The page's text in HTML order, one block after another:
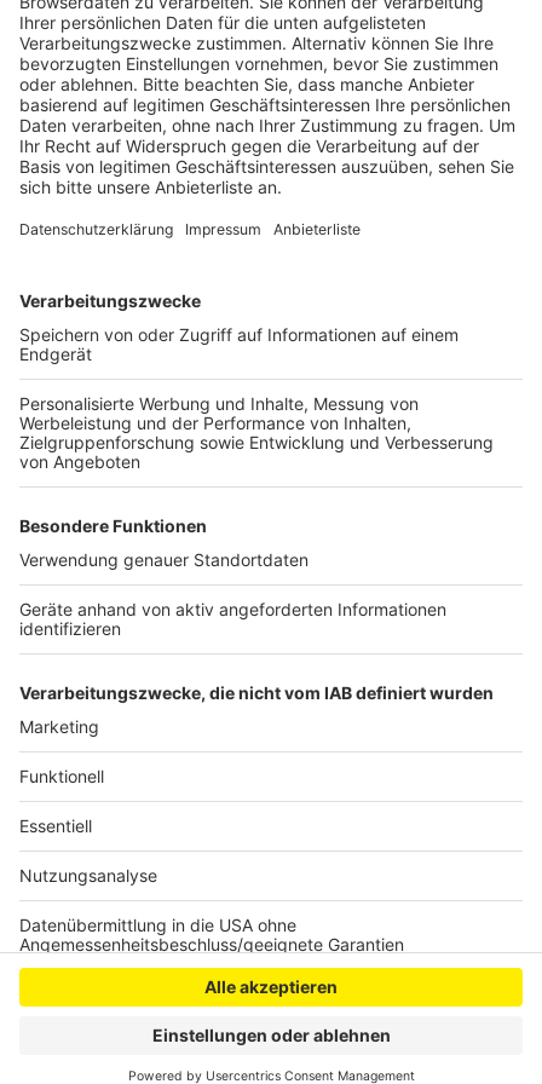
Anzeige
Veröffentlicht:Donnerstag, 13.04.2023 16:16
Anzeige
Man gehe auch davon aus, dass die etwa aktuell
günstigeren - Deutschlandticket wechseln würden,
Deutschlandticket im VRS auch Besonderheiten
geben: So können Abonnenten beispielsweise für 39
Euro im Mont ihr Fahrrad in ganz NRW mitnehmen. Mit
dem Deutschlandticket sollen Autofahrer zum
umsteigen auf den ÖPNV gebracht werden. Dazu
müsste sich die Politik aber noch mehr zum ÖPNV
bekennen, um in die Infrastruktur zu investieren und
VRS Norbert Rheinkober.
Anzeige